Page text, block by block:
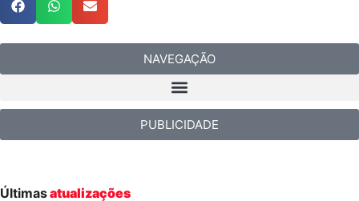
NAVEGAÇÃO
PUBLICIDADE
Últimasatualizações